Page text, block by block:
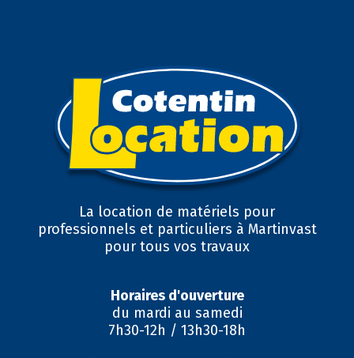
La location de matériels pour
professionnels et particuliers à Martinvast
pour tous vos travaux
Horaires d'ouverture
du mardi au samedi
7h30-12h / 13h30-18h